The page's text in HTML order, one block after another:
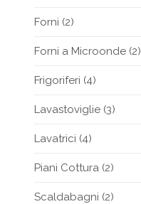
Forni (2)
Forni a Microonde(2)
Frigoriferi (4)
Lavastoviglie(3)
Lavatrici (4)
Piani Cottura(2)
Scaldabagni (2)